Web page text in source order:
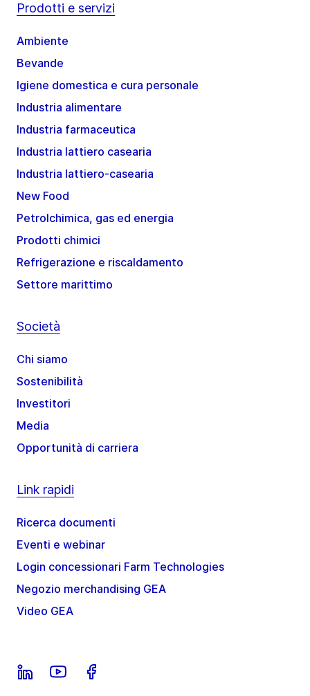
Prodotti e servizi
Ambiente
Bevande
Igiene domestica e cura personale
Industria alimentare
Industria farmaceutica
Industria lattiero casearia
Industria lattiero-casearia
New Food
Petrolchimica, gas ed energia
Prodotti chimici
Refrigerazione e riscaldamento
Settore marittimo
Società
Chi siamo
Sostenibilità
Investitori
Media
Opportunità di carriera
Link rapidi
Ricerca documenti
Eventi e webinar
Login concessionari Farm Technologies
Negozio merchandising GEA
Video GEA